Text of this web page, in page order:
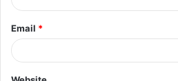
Email *